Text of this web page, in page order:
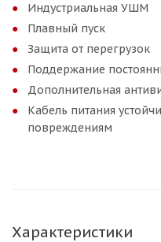
Индустриальная УШМ
Плавный пуск
Защита от перегрузок
Поддержание
Дополнительная
Кабель питания
повреждениям
Характеристики